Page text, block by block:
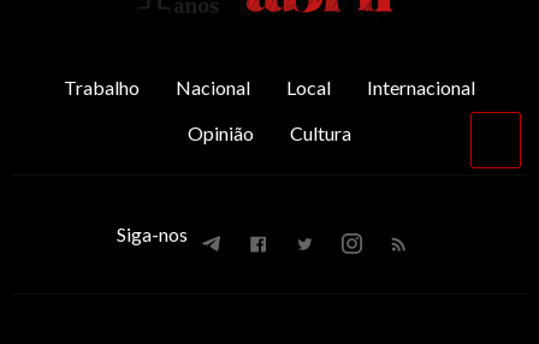
Trabalho Nacional Local
Internacional
Opinião
Cultura
Siga-nos